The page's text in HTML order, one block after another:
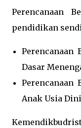
Perencanaan
pendidikan
Perencanaan
Dasar
Perencanaan
Anak Usia Dini